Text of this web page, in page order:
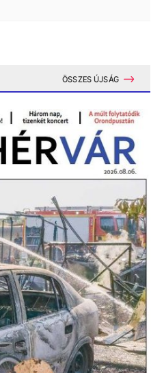
ÖSSZES ÚJSÁG